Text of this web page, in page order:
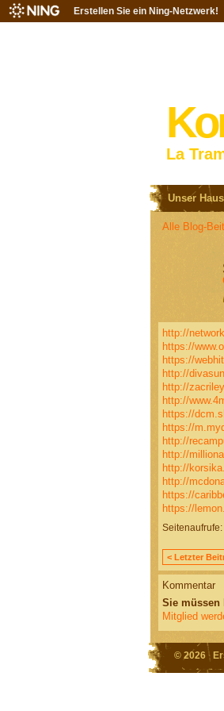
Erstellen Sie ein Ning-Netzwerk!
La
Unser Haus
Alle Blog-
http://
https://
https://
http://
http://
http://
https://
https://
http://
http://
http://
http://
https://
https://
Seitenaufrufe:
< Letzter
Kommentar
Sie müssen
Mitglied
© 2026